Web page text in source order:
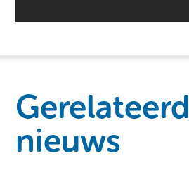
Gerelateerd
nieuws